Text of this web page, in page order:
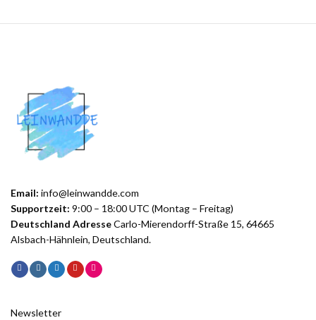
Email: info@leinwandde.com
Supportzeit: 9:00 – 18:00 UTC (Montag – Freitag)
Deutschland AdresseCarlo-Mierendorff-Straße 15, 64665
Alsbach-Hähnlein, Deutschland.
Newsletter